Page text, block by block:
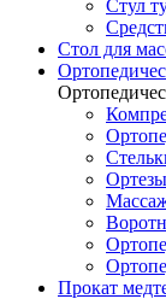
Стул
Cтол для
Ортезы
Прокат